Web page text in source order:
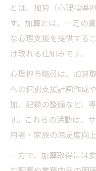
加算単位を意
とは、加算（心理指導
す。加算とは、一定の
な心理支援を提供する
け取れる仕組みです。
心理担当職員は、加算
への個別支援計画作成
加、記録の整備など、
す。これらの活動は、
用者・家族の満足度向
一方で、加算取得には